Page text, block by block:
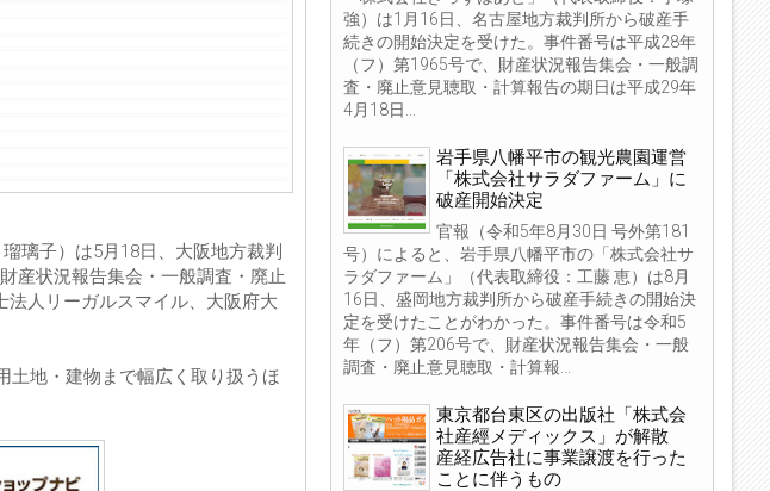
璃子）は5月18日、大阪地方裁判
産状況報告集会・一般調査・廃止
人リーガルスマイル、大阪府大
土地・建物まで幅広く取り扱うほ
強）は1月16日、名古屋地方裁判所から破産手
続きの開始決定を受けた。事件番号は平成28年
（フ）第1965号で、財産状況報告集会・一般調
査・廃止意見聴取・計算報告の期日は平成29年
4月18日...
岩手県八幡平市の観光農園運営
「株式会社サラダファーム」に
破産開始決定
官報（令和5年8月30日 号外第181
号）によると、岩手県八幡平市の「株式会社サ
ラダファーム」（代表取締役：工藤 恵）は8月
16日、盛岡地方裁判所から破産手続きの開始決
定を受けたことがわかった。事件番号は令和5
年（フ）第206号で、財産状況報告集会・一般
調査・廃止意見聴取・計算報...
東京都台東区の出版社「株式会
社産經メディックス」が解散
産経広告社に事業譲渡を行った
ことに伴うもの